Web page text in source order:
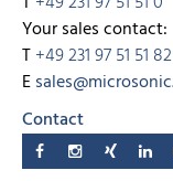
Your sales contact:
T+49 231 97 51 51 82
E
Contact